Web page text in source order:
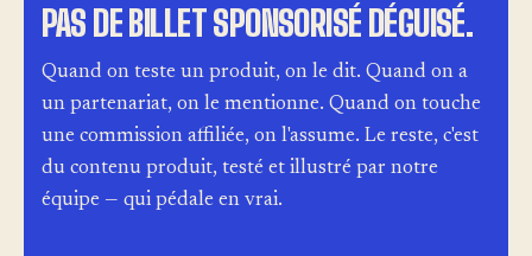
PAS DE BILLET SPONSORISÉ DÉGUISÉ.
Quand on teste un produit, on le dit. Quand on a
un partenariat, on le mentionne. Quand on touche
une commission affiliée, on l'assume. Le reste, c'est
du contenu produit, testé et illustré par notre
équipe — qui pédale en vrai.